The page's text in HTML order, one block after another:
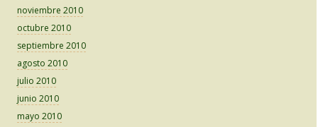
noviembre 2010
octubre 2010
septiembre 2010
agosto 2010
julio 2010
junio 2010
mayo 2010